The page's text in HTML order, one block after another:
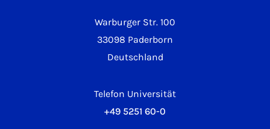
Warburger Str. 100
33098 Paderborn
Deutschland
Telefon Universität
+49 5251 60-0